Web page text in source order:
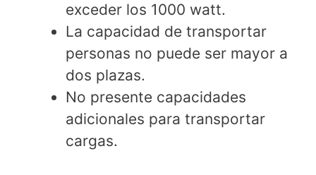
exceder los 1000 watt.
La capacidad de transportar
personas no puede ser mayor a
dos plazas.
No presente capacidades
adicionales para transportar
cargas.